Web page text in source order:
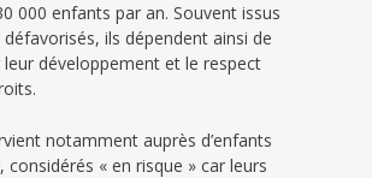
000 enfants par an. Souvent issus
défavorisés, ils dépendent ainsi de
leur développement et le respect
notamment auprès d’enfants
considérés « en risque » car leurs